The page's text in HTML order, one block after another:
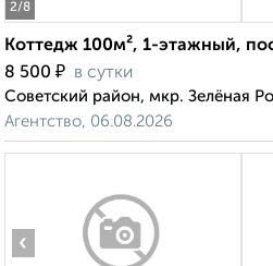
2/8
Коттедж 100м², 1-этажный,
8 500 ₽ в сутки
Советский район, мкр. Зелёная
Агентство, 06.08.2026
‹